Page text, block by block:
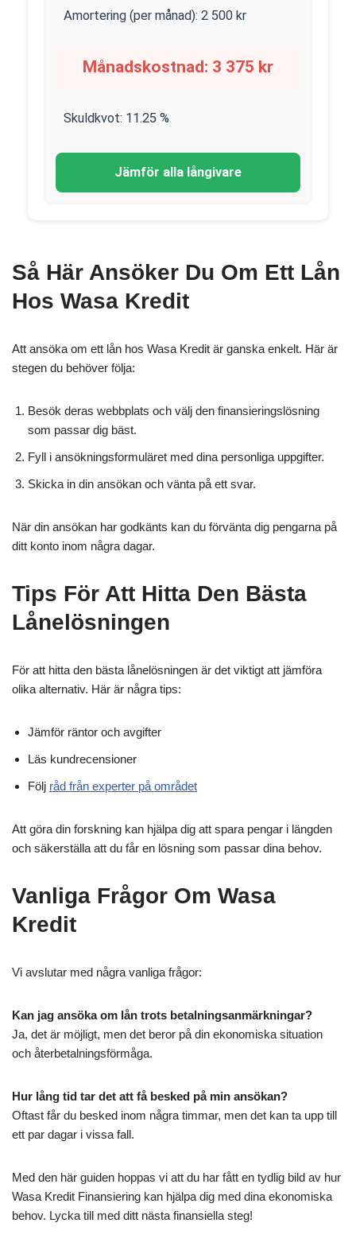
Amortering (per månad): 2 500 kr
Månadskostnad: 3 375 kr
Skuldkvot: 11.25 %
Jämför alla långivare
Så Här Ansöker Du Om Ett Lån
Hos Wasa Kredit
Att ansöka om ett lån hos Wasa Kredit är ganska enkelt. Här är
stegen du behöver följa:
Besök deras webbplats och välj den finansieringslösning
som passar dig bäst.
Fyll i ansökningsformuläret med dina personliga uppgifter.
Skicka in din ansökan och vänta på ett svar.
När din ansökan har godkänts kan du förvänta dig pengarna på
ditt konto inom några dagar.
Tips För Att Hitta Den Bästa
Lånelösningen
För att hitta den bästa lånelösningen är det viktigt att jämföra
olika alternativ. Här är några tips:
Jämför räntor och avgifter
Läs kundrecensioner
Följ råd från experter på området
Att göra din forskning kan hjälpa dig att spara pengar i längden
och säkerställa att du får en lösning som passar dina behov.
Vanliga Frågor Om Wasa
Kredit
Vi avslutar med några vanliga frågor:
Kan jag ansöka om lån trots betalningsanmärkningar?
Ja, det är möjligt, men det beror på din ekonomiska situation
och återbetalningsförmåga.
Hur lång tid tar det att få besked på min ansökan?
Oftast får du besked inom några timmar, men det kan ta upp till
ett par dagar i vissa fall.
Med den här guiden hoppas vi att du har fått en tydlig bild av hur
Wasa Kredit Finansiering kan hjälpa dig med dina ekonomiska
behov. Lycka till med ditt nästa finansiella steg!